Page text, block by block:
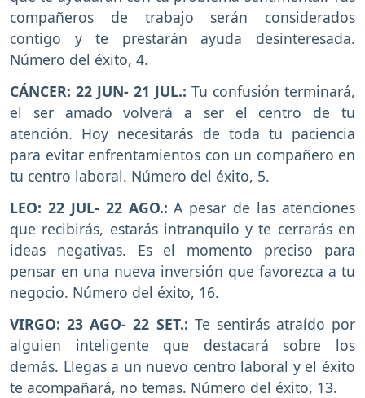
compañeros de trabajo serán considerados
contigo y te prestarán ayuda desinteresada.
Número del éxito, 4.
CÁNCER: 22 JUN- 21 JUL.: Tu confusión terminará,
el ser amado volverá a ser el centro de tu
atención. Hoy necesitarás de toda tu paciencia
para evitar enfrentamientos con un compañero en
tu centro laboral. Número del éxito, 5.
LEO: 22 JUL- 22 AGO.:A pesar de las atenciones
que recibirás, estarás intranquilo y te cerrarás en
ideas negativas. Es el momento preciso para
pensar en una nueva inversión que favorezca a tu
negocio. Número del éxito, 16.
VIRGO: 23 AGO- 22 SET.: Te sentirás atraído por
alguien inteligente que destacará sobre los
demás. Llegas a un nuevo centro laboral y el éxito
te acompañará, no temas. Número del éxito, 13.